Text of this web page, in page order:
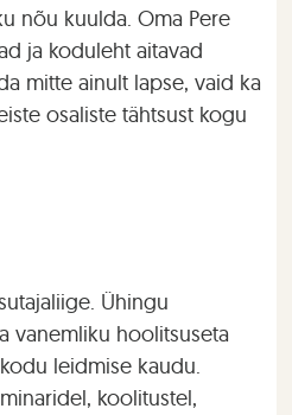
nõu kuulda. Oma Pere
ja koduleht aitavad
mitte ainult lapse, vaid ka
osaliste tähtsust kogu
Ühingu
vanemliku hoolitsuseta
leidmise kaudu.
koolitustel,